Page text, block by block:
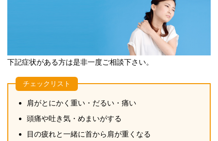
下記症状がある方は是非一度ご相談下さい。
チェックリスト
肩がとにかく重い・だるい・痛い
頭痛や吐き気・めまいがする
目の疲れと一緒に首から肩が重くなる